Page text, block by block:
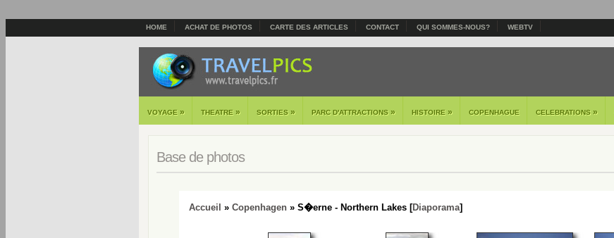
HOME ACHAT DE PHOTOS CARTE DES ARTICLES CONTACT QUI SOMMES-NOUS? WEBTV
VOYAGE » THEATRE » SORTIES » PARC D'ATTRACTIONS » HISTOIRE » COPENHAGUE CELEBRATIONS »
Base de photos
Accueil » Copenhagen » S�erne - Northern Lakes [Diaporama]